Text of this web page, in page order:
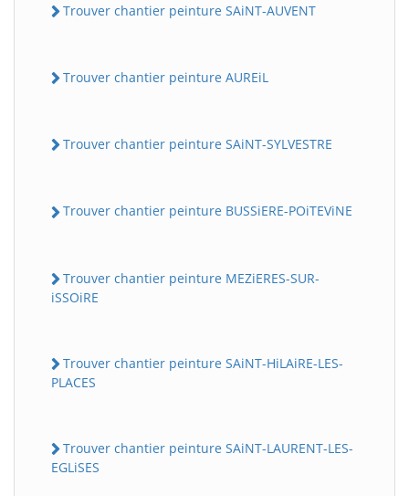
Trouver chantier peinture SAiNT-AUVENT
Trouver chantier peinture AUREiL
Trouver chantier peinture SAiNT-SYLVESTRE
Trouver chantier peinture BUSSiERE-POiTEViNE
Trouver chantier peinture MEZiERES-SUR-
iSSOiRE
Trouver chantier peinture SAiNT-HiLAiRE-LES-
PLACES
Trouver chantier peinture SAiNT-LAURENT-LES-
EGLiSES